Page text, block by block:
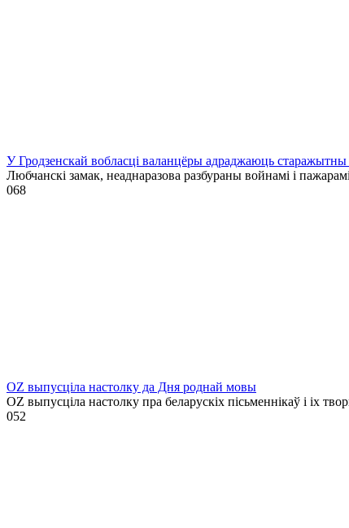
У Гродзенскай вобласці валанцёры адраджаюць
Любчанскі замак, неаднаразова разбураны войнамі і пажарамі
068
OZ выпусціла настолку да Дня роднай мовы
OZ выпусціла настолку пра беларускіх пісьменнікаў і іх
052